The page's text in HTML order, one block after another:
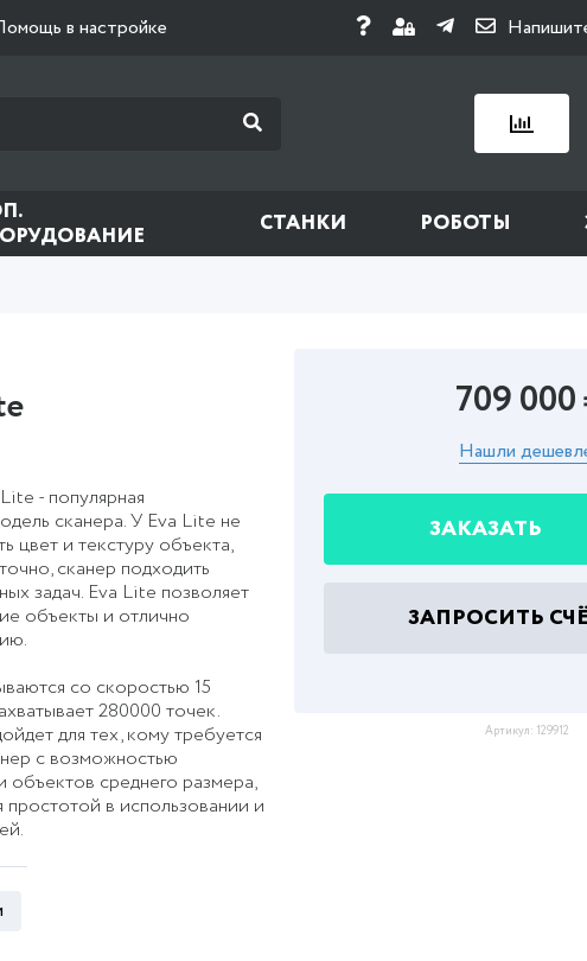
в настройке
СТАНКИ РОБОТЫ
- популярная
сканера. У Eva Lite не
цвет и текстуру объекта,
сканер подходить
задач. Eva Lite позволяет
объекты и отлично
со скоростью 15
280000 точек.
для тех, кому требуется
с возможностью
объектов среднего размера,
простотой в использовании и
709
Нашли
ЗАКАЗАТЬ
ЗАПРОСИТЬ
Артикул: 129912